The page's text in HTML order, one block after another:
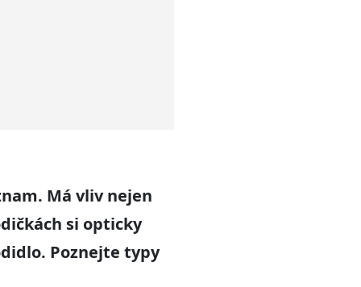
Má vliv nejen
si opticky
Poznejte typy